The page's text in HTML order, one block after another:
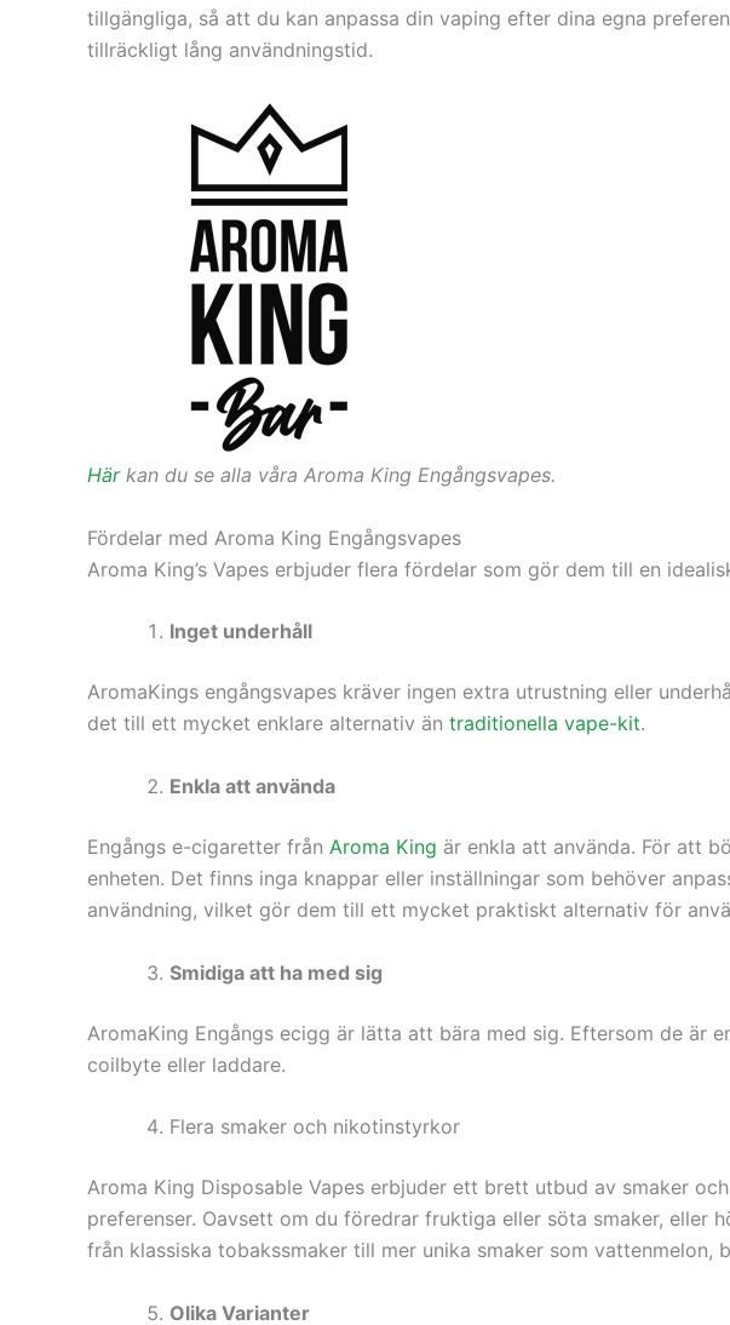
tillgängliga, så att du kan anpassa din vaping efter dina egna
tillräckligt lång användningstid.
Härkan du se alla våra Aroma King Engångsvapes.
Fördelar med Aroma King Engångsvapes
Aroma King’s Vapes erbjuder flera fördelar som gör dem till en
Inget underhåll
AromaKings engångsvapes kräver ingen extra utrustning eller
det till ett mycket enklare alternativ än traditionella vape-kit.
Enkla att använda
Engångs e-cigaretter från Aroma King är enkla att använda. För att
enheten. Det finns inga knappar eller inställningar som behöver
användning, vilket gör dem till ett mycket praktiskt alternativ för
Smidiga att ha med sig
AromaKing Engångs ecigg är lätta att bära med sig. Eftersom de är
coilbyte eller laddare.
Flera smaker och nikotinstyrkor
Aroma King Disposable Vapes erbjuder ett brett utbud av smaker
preferenser. Oavsett om du föredrar fruktiga eller söta smaker, eller
från klassiska tobakssmaker till mer unika smaker som vattenmelon,
Olika Varianter